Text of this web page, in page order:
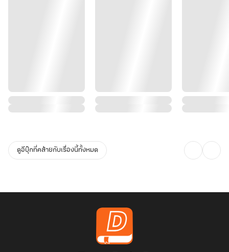
ดูอีบุ๊กที่คล้ายกับเรื่องนี้ทั้งหมด